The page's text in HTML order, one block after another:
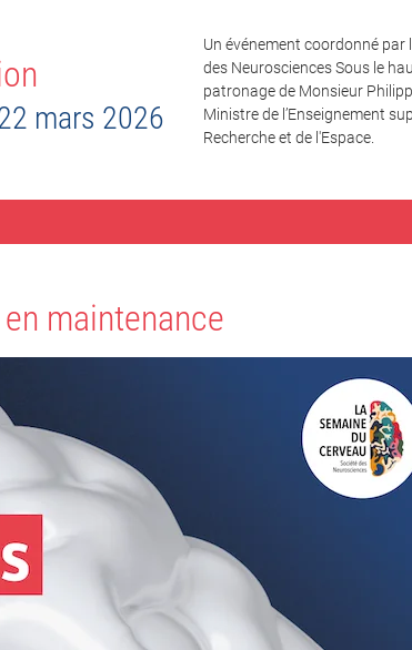
mars 2026
Un événement coordonné par
des Neurosciences Sous le
patronage de Monsieur
Ministre de l’Enseignement
Recherche et de l'Espace.
maintenance